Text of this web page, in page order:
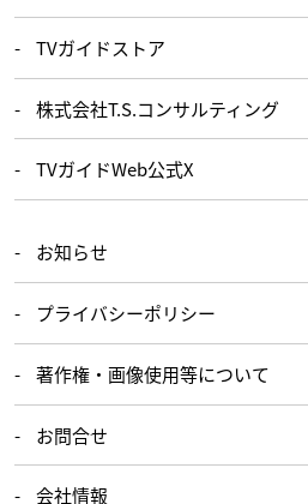
TVガイドストア
株式会社T.S.コンサルティング
TVガイドWeb公式X
お知らせ
プライバシーポリシー
著作権・画像使用等について
お問合せ
会社情報